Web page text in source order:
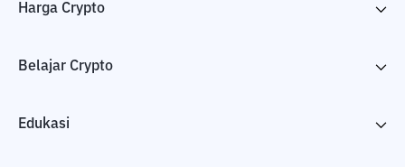
Harga Crypto
Belajar Crypto
Edukasi